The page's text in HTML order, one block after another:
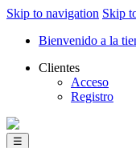
Skip to navigation Skip
Bienvenido a la
Clientes
Acceso
Registro
☰